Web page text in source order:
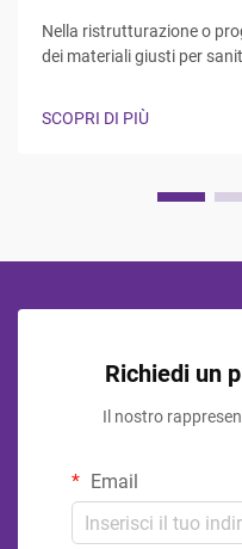
Nella ristrutturazione o
dei materiali giusti per
dibattito tra accessori
SCOPRI DI PIÙ
Richiedi un
Il nostro
Email